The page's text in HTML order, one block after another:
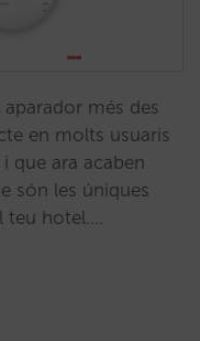
més des
en molts usuaris
que ara acaben
són les úniques
teu hotel.…